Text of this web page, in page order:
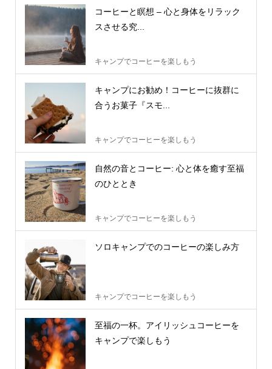
コーヒーと瞑想 – 心と身体をリラック
スさせる究...
キャンプでコーヒーを楽しもう
キャンプにお勧め！コーヒーに抜群に
合うお菓子『スモ...
キャンプでコーヒーを楽しもう
自然の音とコーヒー: 心と体を癒す至福
のひととき
キャンプでコーヒーを楽しもう
ソロキャンプでのコーヒーの楽しみ方
キャンプでコーヒーを楽しもう
至福の一杯。アイリッシュコーヒーを
キャンプで楽しもう